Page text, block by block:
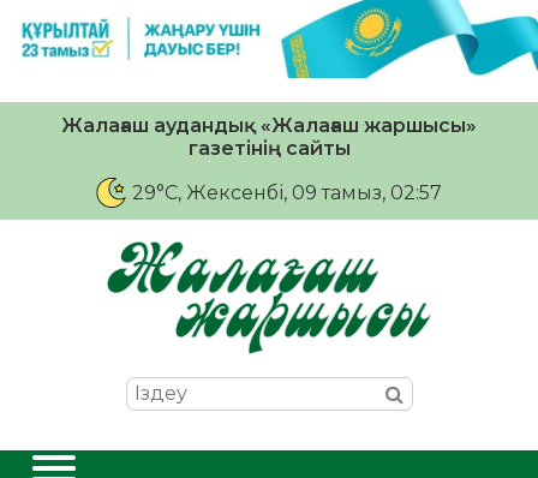
Жалағаш аудандық «Жалағаш жаршысы»
газетінің сайты
29°C, Жексенбі, 09 тамыз, 02:57